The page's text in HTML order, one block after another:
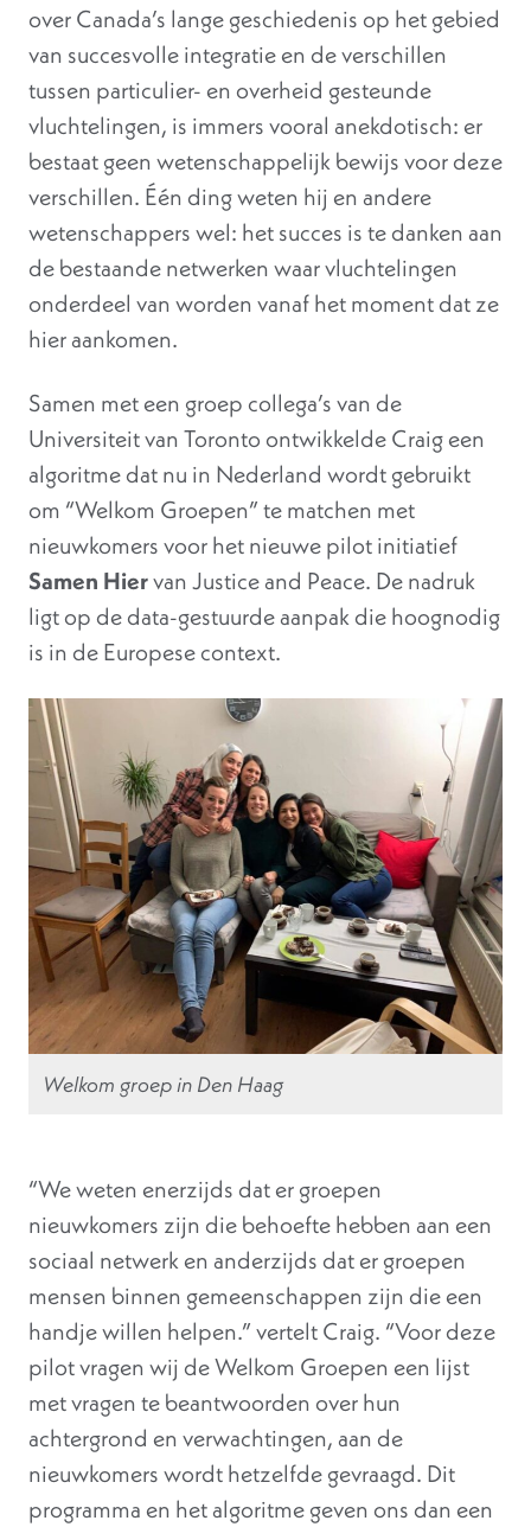
over Canada’s lange geschiedenis op het gebied
van succesvolle integratie en de verschillen
tussen particulier- en overheid gesteunde
vluchtelingen, is immers vooral anekdotisch: er
bestaat geen wetenschappelijk bewijs voor deze
verschillen. Één ding weten hij en andere
wetenschappers wel: het succes is te danken aan
de bestaande netwerken waar vluchtelingen
onderdeel van worden vanaf het moment dat ze
hier aankomen.
Samen met een groep collega’s van de
Universiteit van Toronto ontwikkelde Craig een
algoritme dat nu in Nederland wordt gebruikt
om “Welkom Groepen” te matchen met
nieuwkomers voor het nieuwe pilot initiatief
Samen Hiervan Justice and Peace. De nadruk
ligt op de data-gestuurde aanpak die hoognodig
is in de Europese context.
Welkom groep in Den Haag
“We weten enerzijds dat er groepen
nieuwkomers zijn die behoefte hebben aan een
sociaal netwerk en anderzijds dat er groepen
mensen binnen gemeenschappen zijn die een
handje willen helpen.” vertelt Craig. “Voor deze
pilot vragen wij de Welkom Groepen een lijst
met vragen te beantwoorden over hun
achtergrond en verwachtingen, aan de
nieuwkomers wordt hetzelfde gevraagd. Dit
programma en het algoritme geven ons dan een